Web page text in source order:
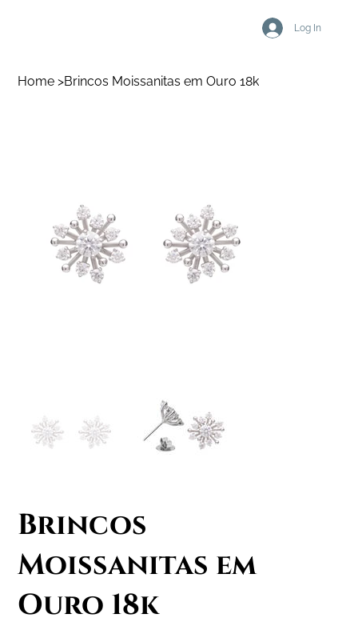
Log In
Home >Brincos Moissanitas em Ouro 18k
Brincos
Moissanitas em
Ouro 18k